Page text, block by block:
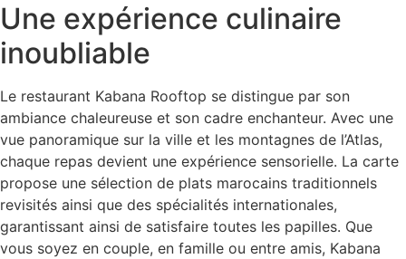
Une expérience culinaire
inoubliable
Le restaurant Kabana Rooftop se distingue par son
ambiance chaleureuse et son cadre enchanteur. Avec une
vue panoramique sur la ville et les montagnes de l’Atlas,
chaque repas devient une expérience sensorielle. La carte
propose une sélection de plats marocains traditionnels
revisités ainsi que des spécialités internationales,
garantissant ainsi de satisfaire toutes les papilles. Que
vous soyez en couple, en famille ou entre amis, Kabana